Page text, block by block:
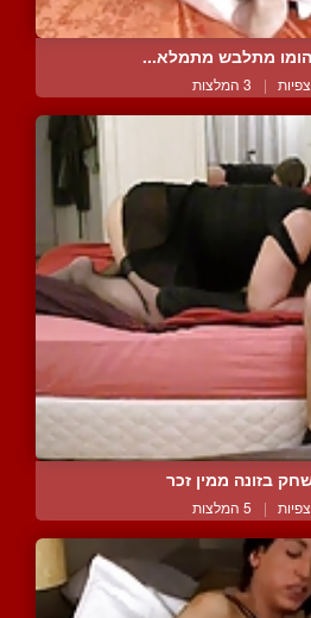
מתלבש מתמלא...
| 3 המלצות
בזונה ממין זכר
| 5 המלצות